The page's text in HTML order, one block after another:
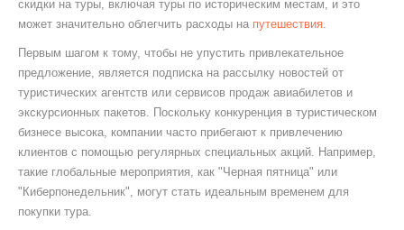
скидки на туры, включая туры по историческим местам, и это
может значительно облегчить расходы на путешествия.
Первым шагом к тому, чтобы не упустить привлекательное
предложение, является подписка на рассылку новостей от
туристических агентств или сервисов продаж авиабилетов и
экскурсионных пакетов. Поскольку конкуренция в туристическом
бизнесе высока, компании часто прибегают к привлечению
клиентов с помощью регулярных специальных акций. Например,
такие глобальные мероприятия, как "Черная пятница" или
"Киберпонедельник", могут стать идеальным временем для
покупки тура.